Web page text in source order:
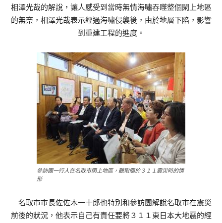
相澤光哉的解說，讓人感受到當時無情海嘯吞噬整個閖上地區
的無奈，相澤光哉表示經過海嘯侵襲後，由於地層下陷，影響
到重建工程的進度。
參訪團一行人在名取市閖上地區，聽取關於３１１震災時的情
形
名取市市長佐佐木一十郎也特別和參訪團解說名取市在震災
前後的狀況，他表示自己有責任要將３１１東日本大地震的經